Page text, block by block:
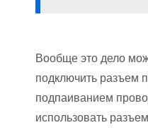
Вообще это дело
подключить разъем
подпаиванием
использовать